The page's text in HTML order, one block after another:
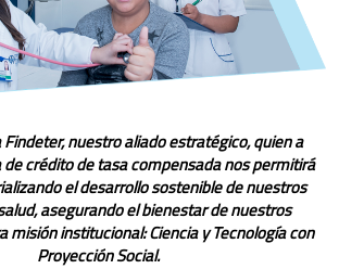
nuestro aliado estratégico, quien a
de crédito de tasa compensada nos permitirá
el desarrollo sostenible de nuestros
asegurando el bienestar de nuestros
misión institucional: Ciencia y Tecnología con
Proyección Social.